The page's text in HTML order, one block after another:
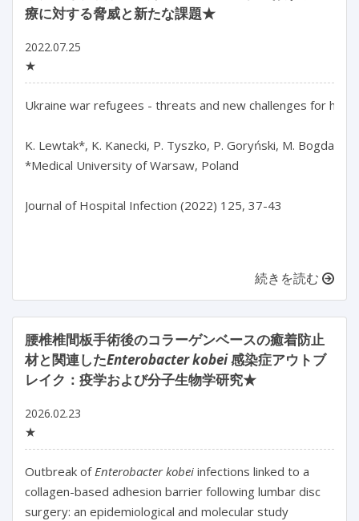
療に対する脅威と新たな課題★
2022.07.25
★
Ukraine war refugees - threats and new challenges for
K. Lewtak*, K. Kanecki, P. Tyszko, P. Goryński, M. Bogdan,
*Medical University of Warsaw, Poland
Journal of Hospital Infection (2022) 125, 37-43
続きを読む
腰椎椎間板手術後のコラーゲンベースの癒着防止
材と関連したEnterobacter kobei感染症アウトブ
レイク：疫学および分子生物学研究★
2026.02.23
★
Outbreak of Enterobacter kobei infections linked to a
collagen-based adhesion barrier following lumbar disc
surgery: an epidemiological and molecular study